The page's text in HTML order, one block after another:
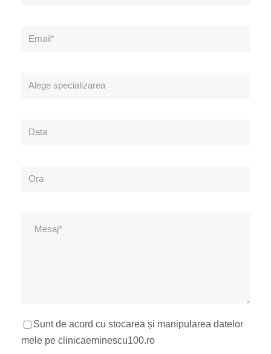
Sunt de acord cu stocarea și manipularea datelor
mele pe clinicaeminescu100.ro